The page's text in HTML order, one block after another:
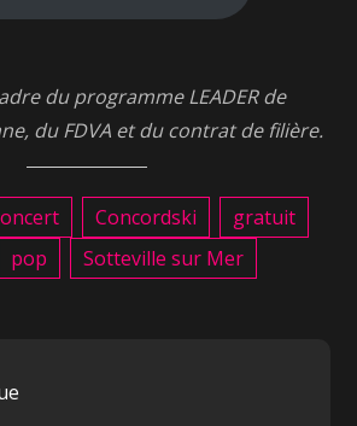
du programme LEADER de
du FDVA et du contrat de filière.
Concordski
gratuit
pop Sotteville sur Mer